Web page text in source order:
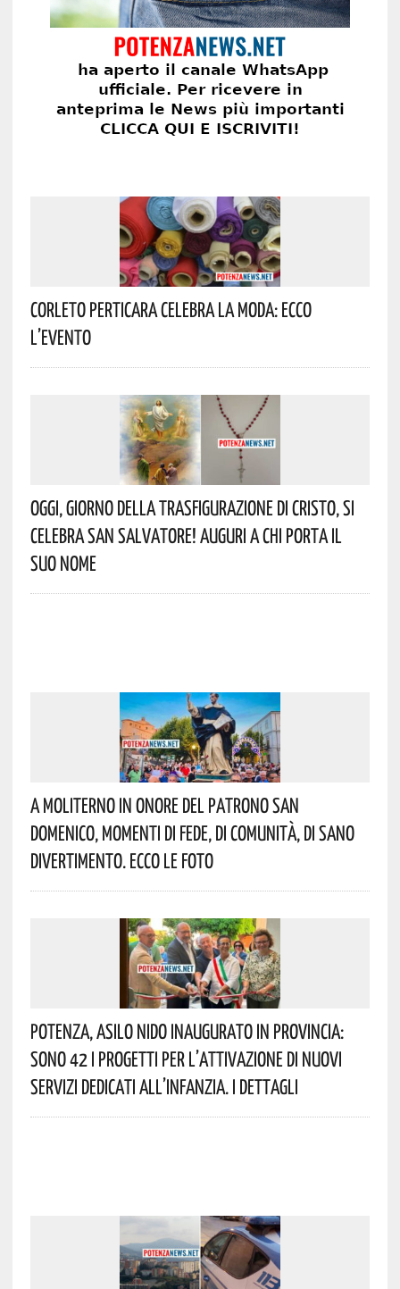
Corleto Perticara Celebra La Moda: Ecco
L’evento
Oggi, Giorno Della Trasfigurazione Di Cristo, Si
Celebra San Salvatore! Auguri A Chi Porta Il
Suo Nome
A Moliterno In Onore Del Patrono San
Domenico, Momenti Di Fede, Di Comunità, Di Sano
Divertimento. Ecco Le Foto
Potenza, Asilo Nido Inaugurato In Provincia:
Sono 42 I Progetti Per L’attivazione Di Nuovi
Servizi Dedicati All’infanzia. I Dettagli